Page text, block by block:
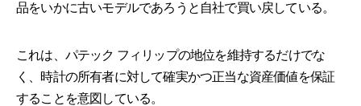
品をいかに古いモデルであろうと自社で買い戻している。
これは、パテック フィリップの地位を維持するだけでな
く、時計の所有者に対して確実かつ正当な資産価値を保証
することを意図している。